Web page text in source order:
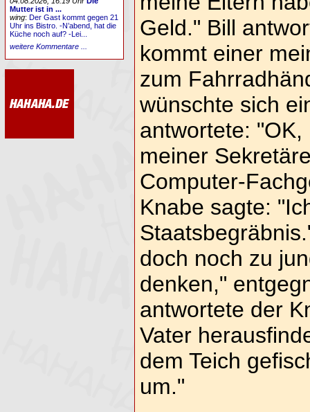
Geld." Bill
kommt einer
zum
wünschte sich
antwortete:
meiner
Computer-
Knabe sagte:
doch noch zu
denken,"
antwortete der
Vater
dem Teich
um."
Mutter ist in ...
wing:Der Gast kommt gegen 21
Uhr ins Bistro. -N’abend, hat die
Küche noch auf? -Lei...
weitere Kommentare ...